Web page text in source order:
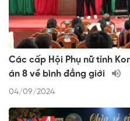
Các cấp Hội Phụ nữ tỉnh
án 8 về bình đẳng giới
04/09/2024